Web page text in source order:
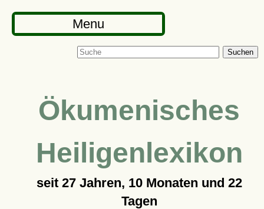
Menu
Suchen
Ökumenisches
Heiligenlexikon
seit 27 Jahren, 10 Monaten und 22
Tagen